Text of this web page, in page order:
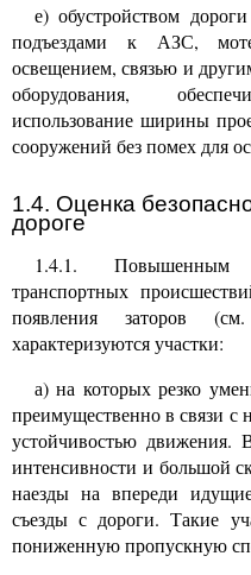
е) обустройством
подъездами к АЗС,
освещением, связью и
оборудования,
использование ширины
сооружений без помех для
1.4. Оценка
дороге
1.4.1. Повышенным
транспортных
появления заторов
характеризуются участки:
а) на которых резко
преимущественно в связи с
устойчивостью движения.
интенсивности и большой
наезды на впереди
съезды с дороги. Такие
пониженную пропускную